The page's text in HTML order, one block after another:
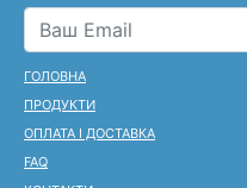
ГОЛОВНА
ПРОДУКТИ
ОПЛАТА І ДОСТАВКА
FAQ